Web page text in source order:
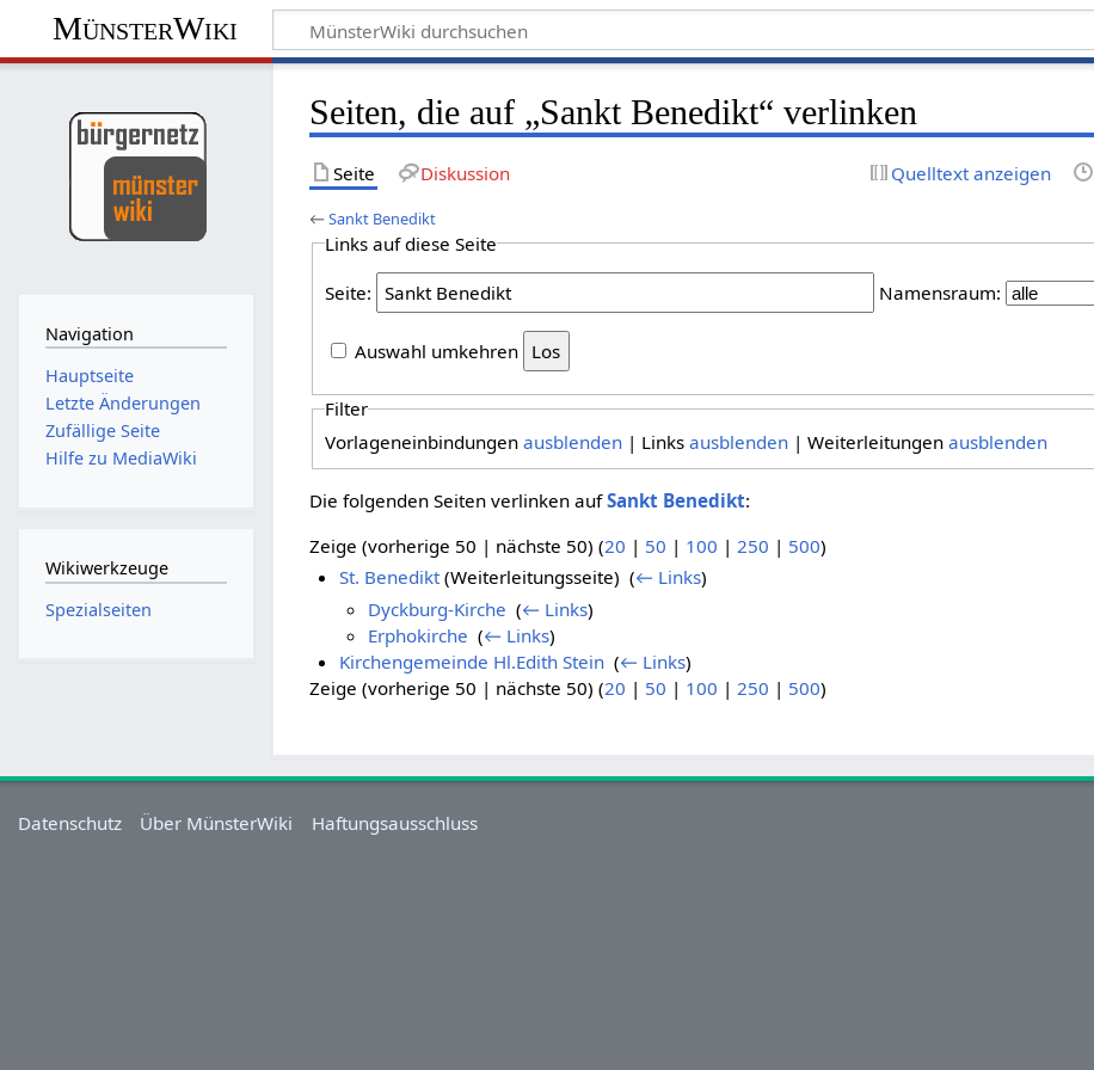
MünsterWiki
Seiten, die auf „Sankt Benedikt“ verlinken
Seite Diskussion Quelltext anzeigen
←Sankt Benedikt
Links auf diese Seite
Seite: Namensraum:
Auswahl umkehren
Filter
Vorlageneinbindungen ausblenden| Links ausblenden| Weiterleitungen ausblenden
Die folgenden Seiten verlinken aufSankt Benedikt:
Zeige (vorherige 50 | nächste 50) (20 | 50 | 100 | 250 | 500)
St. Benedikt(Weiterleitungsseite) ‎ (← Links)
Dyckburg-Kirche (← Links)
Erphokirche (← Links)
Kirchengemeinde Hl.Edith Stein‎ (← Links)
Zeige (vorherige 50 | nächste 50) (20 | 50 | 100 | 250 | 500)
Navigation
Hauptseite
Letzte Änderungen
Zufällige Seite
Hilfe zu MediaWiki
Wikiwerkzeuge
Spezialseiten
Datenschutz Über MünsterWiki Haftungsausschluss